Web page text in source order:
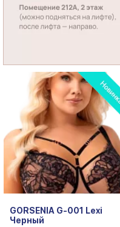
GORSENIA G-001 Lexi
Черный